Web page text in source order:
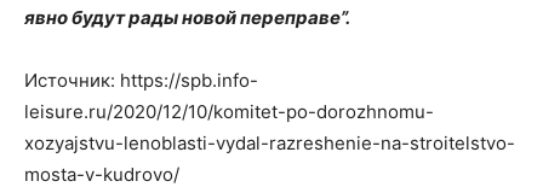
явно будут рады новой переправе”.
Источник: https://spb.info-
leisure.ru/2020/12/10/komitet-po-dorozhnomu-
xozyajstvu-lenoblasti-vydal-razreshenie-na-stroitelstvo-
mosta-v-kudrovo/